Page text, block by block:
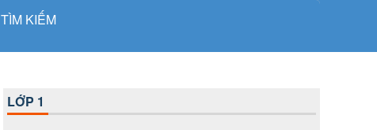
TÌM KIẾM
LỚP 1